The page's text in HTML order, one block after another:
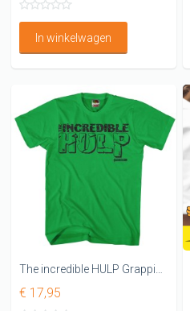
In winkelwagen
The incredible HULP Grappig hulk shirt
€ 17,95